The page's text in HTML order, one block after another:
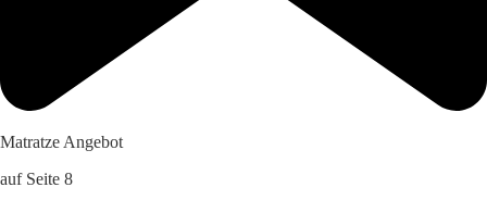
Matratze Angebot
auf Seite 8